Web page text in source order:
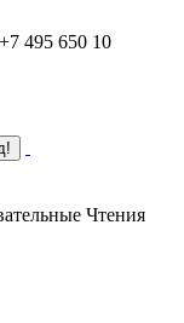
+7 495 650 10
Чтения